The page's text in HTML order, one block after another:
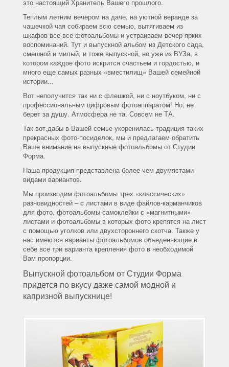
это настоящий Хранитель Вашего прошлого.
Теплым летним вечером на даче, на уютной веранде за
чашечкой чая собираем всю семью, вытягиваем из
шкафов все-все фотоальбомы и устраиваем вечер ярких
воспоминаний. Тут и выпускной альбом из Детского сада,
смешной и милый, и тоже выпускной, но уже из ВУЗа, в
котором каждое фото искрится счастьем и гордостью, и
много еще самых разных «вместилищ» Вашей семейной
истории...
Вот неполучится так ни с флешкой, ни с ноутбуком, ни с
профессиональным цифровым фотоаппаратом! Но, не
берет за душу. Атмосфера не та. Совсем не ТА.
Так вот,дабы в Вашей семье укоренилась традиция таких
прекрасных фото-посиделок, мы и предлагаем обратить
Ваше внимание на выпускные фотоальбомы от Студии
Форма.
Наша продукция представлена более чем двумястами
видами вариантов.
Мы производим фотоальбомы трех «классических»
разновидностей – с листами в виде файлов-карманчиков
для фото, фотоальбомы-самоклейки с «магнитными»
листами и фотоальбомы в которых фото крепятся на лист
с помощью уголков или двухстороннего скотча. Также у
нас имеются варианты фотоальбомов объеденяющие в
себе все три варианта крепления фото в необходимой
Вам пропорции.
Выпускной фотоальбом от Студии Форма
придется по вкусу даже самой модной и
капризной выпускнице!